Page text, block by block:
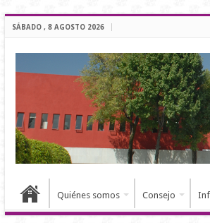
SÁBADO , 8 AGOSTO 2026
Quiénes somos Consejo